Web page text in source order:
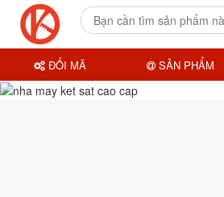
ĐỔI MÃ SẢN PHẨM